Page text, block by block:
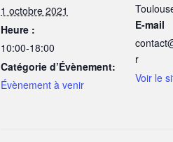
1 octobre 2021
Heure :
10:00-18:00
Catégorie d’Évènement:
Évènement à venir
E-mail
r
Voir le